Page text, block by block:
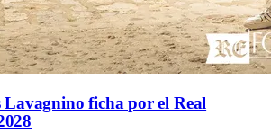
ficha por el Real